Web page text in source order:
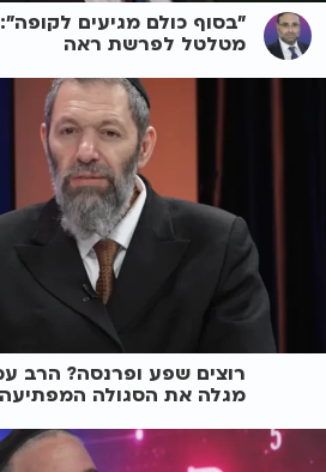
"בסוף כולם מגיעים
מטלטל לפרשת ראה
רוצים שפע ופרנסה? הרב
מגלה את הסגולה המפתיעה